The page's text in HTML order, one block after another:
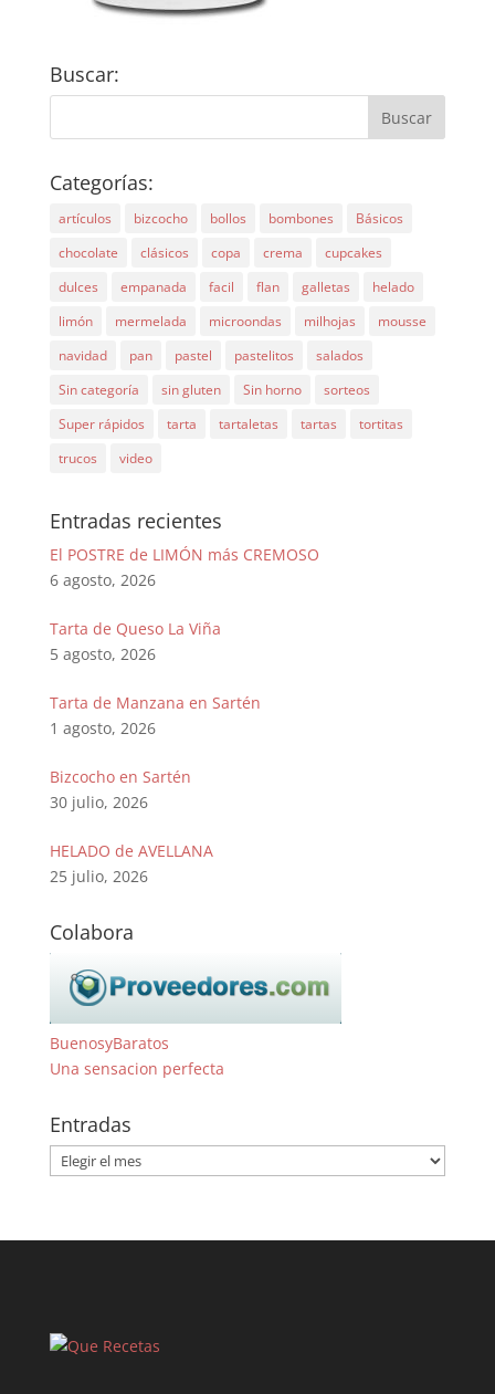
Buscar:
Categorías:
artículos bizcocho bollos bombones
Básicos
chocolate
clásicos copa crema
cupcakes
dulces
empanada facil flan galletas
helado
limón
mermelada microondas milhojas
mousse
navidad
pan pastel pastelitos
salados
Sin categoría
sin gluten Sin horno
sorteos
Super rápidos
tarta tartaletas tartas
tortitas
trucos
video
Entradas recientes
El POSTRE de LIMÓN más CREMOSO
6 agosto, 2026
Tarta de Queso La Viña
5 agosto, 2026
Tarta de Manzana en Sartén
1 agosto, 2026
Bizcocho en Sartén
30 julio, 2026
HELADO de AVELLANA
25 julio, 2026
Colabora
BuenosyBaratos
Una sensacion perfecta
Entradas
Entradas